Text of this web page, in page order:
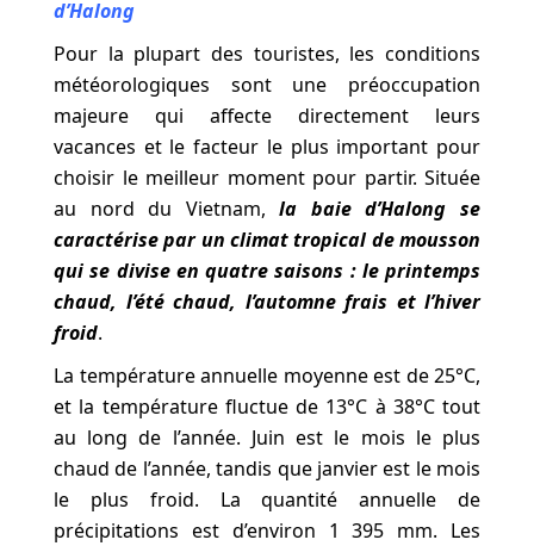
d’Halong
Pour la plupart des touristes, les conditions
météorologiques sont une préoccupation
majeure qui affecte directement leurs
vacances et le facteur le plus important pour
choisir le meilleur moment pour partir. Située
au nord du Vietnam,la baie d’Halong se
caractérise par un climat tropical de mousson
qui se divise en quatre saisons : le printemps
chaud, l’été chaud, l’automne frais et l’hiver
froid.
La température annuelle moyenne est de 25°C,
et la température fluctue de 13°C à 38°C tout
au long de l’année. Juin est le mois le plus
chaud de l’année, tandis que janvier est le mois
le plus froid. La quantité annuelle de
précipitations est d’environ 1 395 mm. Les